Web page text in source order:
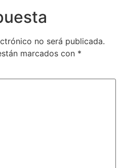
no será publicada.
marcados con *